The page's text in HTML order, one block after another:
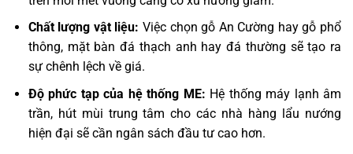
Chất lượng vật liệu: Việc chọn gỗ An Cường hay gỗ phổ
thông, mặt bàn đá thạch anh hay đá thường sẽ tạo ra
sự chênh lệch về giá.
Độ phức tạp của hệ thống ME: Hệ thống máy lạnh âm
trần, hút mùi trung tâm cho các nhà hàng lẩu nướng
hiện đại sẽ cần ngân sách đầu tư cao hơn.